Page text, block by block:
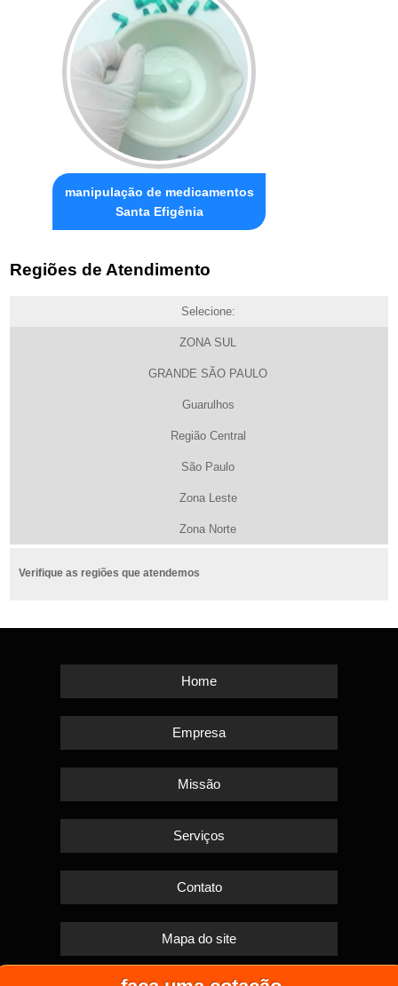
manipulação de medicamentos
Santa Efigênia
Regiões de Atendimento
Selecione:
ZONA SUL
GRANDE SÃO PAULO
Guarulhos
Região Central
São Paulo
Zona Leste
Zona Norte
Verifique as regiões que atendemos
Home
Empresa
Missão
Serviços
Contato
Mapa do site